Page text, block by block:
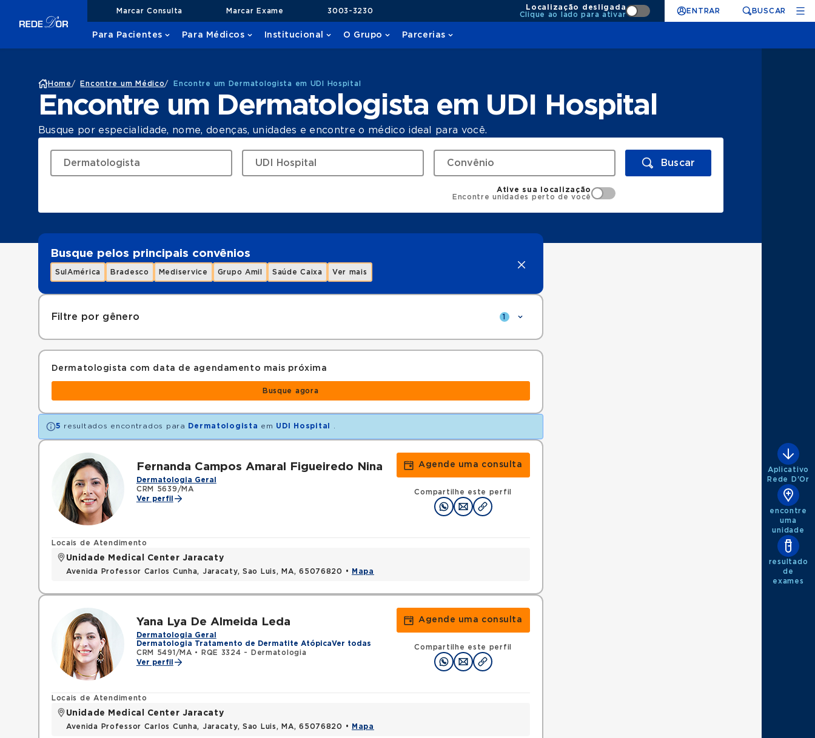
Marcar Consulta Marcar Exame 3003-3230
Localização desligada
Clique ao lado para ativar
ENTRAR BUSCAR
Para Pacientes Para Médicos Institucional O Grupo Parcerias
Home / Encontre um Médico/ Encontre um Dermatologista em UDI Hospital
Encontre um Dermatologista em UDI Hospital
Busque por especialidade, nome, doenças, unidades e encontre o médico ideal para você.
Buscar
Ative sua localização
Encontre unidades perto de você
Busque pelos principais convênios
SulAmérica Bradesco Mediservice Grupo Amil Saúde Caixa Ver mais
Filtre por gênero 1
Dermatologista com data de agendamento mais próxima
Busque agora
5 resultados encontrados para Dermatologista em UDI Hospital
Fernanda Campos Amaral Figueiredo Nina
Dermatologia Geral
CRM 5639/MA
Ver perfil
Agende uma consulta
Compartilhe este perfil
Locais de Atendimento
Unidade Medical Center Jaracaty
Avenida Professor Carlos Cunha, Jaracaty, Sao Luis, MA, 65076820 • Mapa
Yana Lya De Almeida Leda
Dermatologia Geral
Dermatologia Tratamento de Dermatite AtópicaVer todas
CRM 5491/MA •
RQE 3324 - Dermatologia
Ver perfil
Agende uma consulta
Compartilhe este perfil
Locais de Atendimento
Unidade Medical Center Jaracaty
Avenida Professor Carlos Cunha, Jaracaty, Sao Luis, MA, 65076820 • Mapa
Aplicativo
Rede D'Or
encontre
uma
unidade
resultado
de
exames